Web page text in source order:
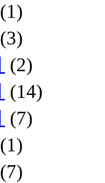
(1)
(3)
(2)
(14)
(7)
(1)
(7)